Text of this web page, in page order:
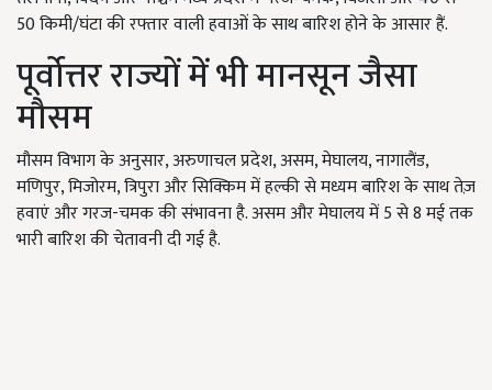
50 किमी/घंटा की रफ्तार वाली हवाओं के साथ बारिश होने के आसार हैं.
पूर्वोत्तर राज्यों में भी मानसून जैसा
मौसम
मौसम विभाग के अनुसार, अरुणाचल प्रदेश, असम, मेघालय, नागालैंड,
मणिपुर, मिजोरम, त्रिपुरा और सिक्किम में हल्की से मध्यम बारिश के साथ तेज़
हवाएं और गरज-चमक की संभावना है. असम और मेघालय में 5 से 8 मई तक
भारी बारिश की चेतावनी दी गई है.